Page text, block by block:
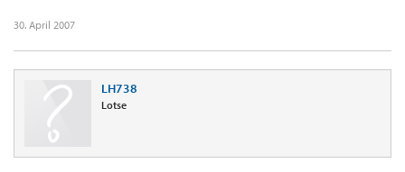
30. April 2007
LH738
Lotse